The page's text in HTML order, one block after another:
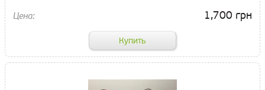
1,700 грн